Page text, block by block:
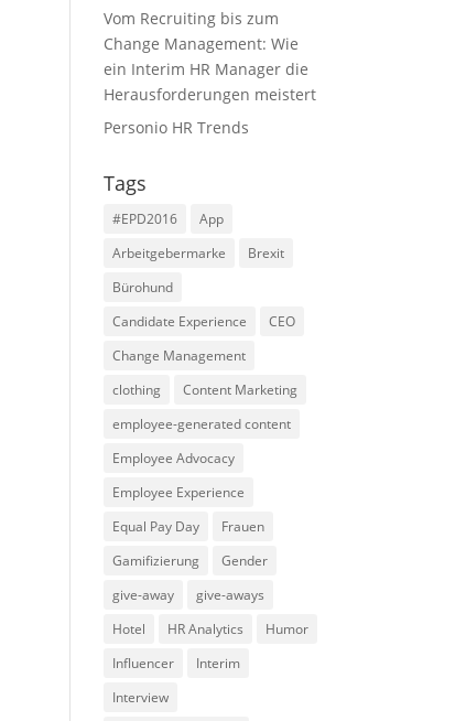
Vom Recruiting bis zum
Change Management: Wie
ein Interim HR Manager die
Herausforderungen meistert
Personio HR Trends
Tags
#EPD2016
App
Arbeitgebermarke
Brexit
Bürohund
Candidate Experience
CEO
Change Management
clothing
Content Marketing
employee-generated content
Employee Advocacy
Employee Experience
Equal Pay Day
Frauen
Gamifizierung
Gender
give-away
give-aways
Hotel
HR Analytics
Humor
Influencer
Interim
Interview